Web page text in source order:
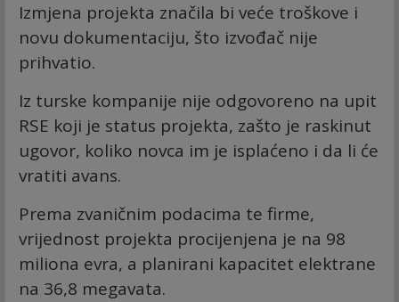
Izmjena projekta značila bi veće troškove i
novu dokumentaciju, što izvođač nije
prihvatio.
Iz turske kompanije nije odgovoreno na upit
RSE koji je status projekta, zašto je raskinut
ugovor, koliko novca im je isplaćeno i da li će
vratiti avans.
Prema zvaničnim podacima te firme,
vrijednost projekta procijenjena je na 98
miliona evra, a planirani kapacitet elektrane
na 36,8 megavata.